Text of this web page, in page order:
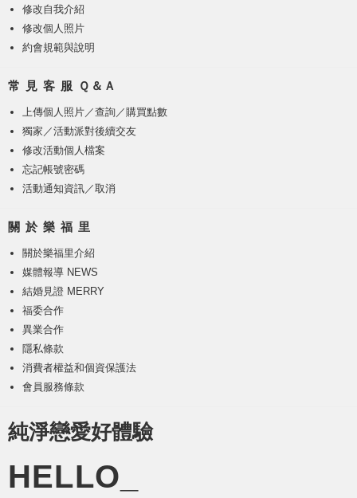
修改自我介紹
修改個人照片
約會規範與說明
常 見 客 服 Ｑ＆Ａ
上傳個人照片／查詢／購買點數
獨家／活動派對後續交友
修改活動個人檔案
忘記帳號密碼
活動通知資訊／取消
關 於 樂 福 里
關於樂福里介紹
媒體報導 NEWS
結婚見證 MERRY
福委合作
異業合作
隱私條款
消費者權益和個資保護法
會員服務條款
純淨戀愛好體驗
HELLO_